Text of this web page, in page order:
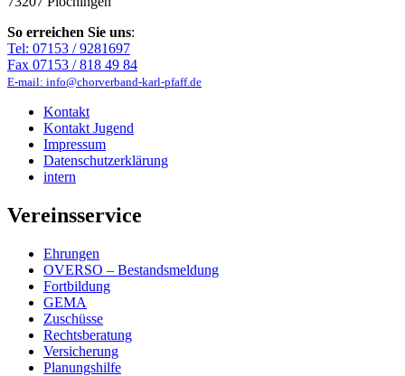
So erreichen Sie uns:
Tel: 07153 / 9281697
Fax 07153 / 818 49 84
E-mail: info@chorverband-karl-pfaff.de
Kontakt
Kontakt Jugend
Impressum
Datenschutzerklärung
intern
Vereinsservice
Ehrungen
OVERSO – Bestandsmeldung
Fortbildung
GEMA
Zuschüsse
Rechtsberatung
Versicherung
Planungshilfe